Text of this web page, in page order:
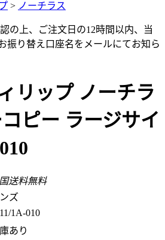
> ノーチラス
の上、ご注文日の12時間以内、当
振り替え口座名をメールにてお知ら
リップ ノーチラ
ピー ラージサイ
送料無料
ズ
1A-010
あり